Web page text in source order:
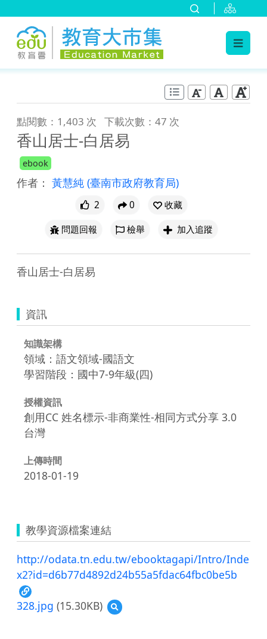
點閱數：1,403 次 下載次數：47 次
香山居士-白居易
ebook
作者： 黃慧純 (臺南市政府教育局)
2 0
收藏
問題回報
檢舉 加入追蹤
香山居士-白居易
資訊
知識架構
領域：語文領域-國語文
學習階段：國中7-9年級(四)
授權資訊
創用CC 姓名標示-非商業性-相同方式分享 3.0
台灣
上傳時間
2018-01-19
教學資源檔案連結
http://odata.tn.edu.tw/ebooktagapi/Intro/Inde
x2?id=d6b77d4892d24b55a5fdac64fbc0be5b
328.jpg (15.30KB)
預
覽